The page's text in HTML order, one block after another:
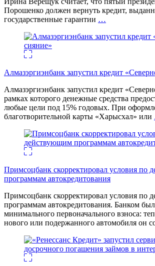
Порошенко должен вернуть кредит,
государственные гарантии …
Алмазэргиэнбанк запустил кредит
Алмазэргиэнбанк запустил кредит
рамках которого денежные средства
любые цели под 15% годовых. При
благотворительной карты «Харысхал» или
Примсоцбанк скорректировал условия по
программам автокредитования
Примсоцбанк скорректировал условия по
программам автокредитования. Банком
минимального первоначального взноса:
нового или подержанного автомобиля он